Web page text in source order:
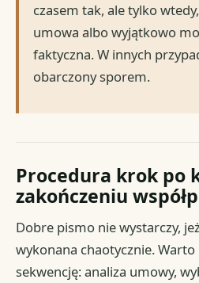
czasem tak, ale tylko
umowa albo wyjątkowo
faktyczna. W innych
obarczony sporem.
Procedura krok po
zakończeniu
Dobre pismo nie wystarczy,
wykonana chaotycznie.
sekwencję: analiza umowy,